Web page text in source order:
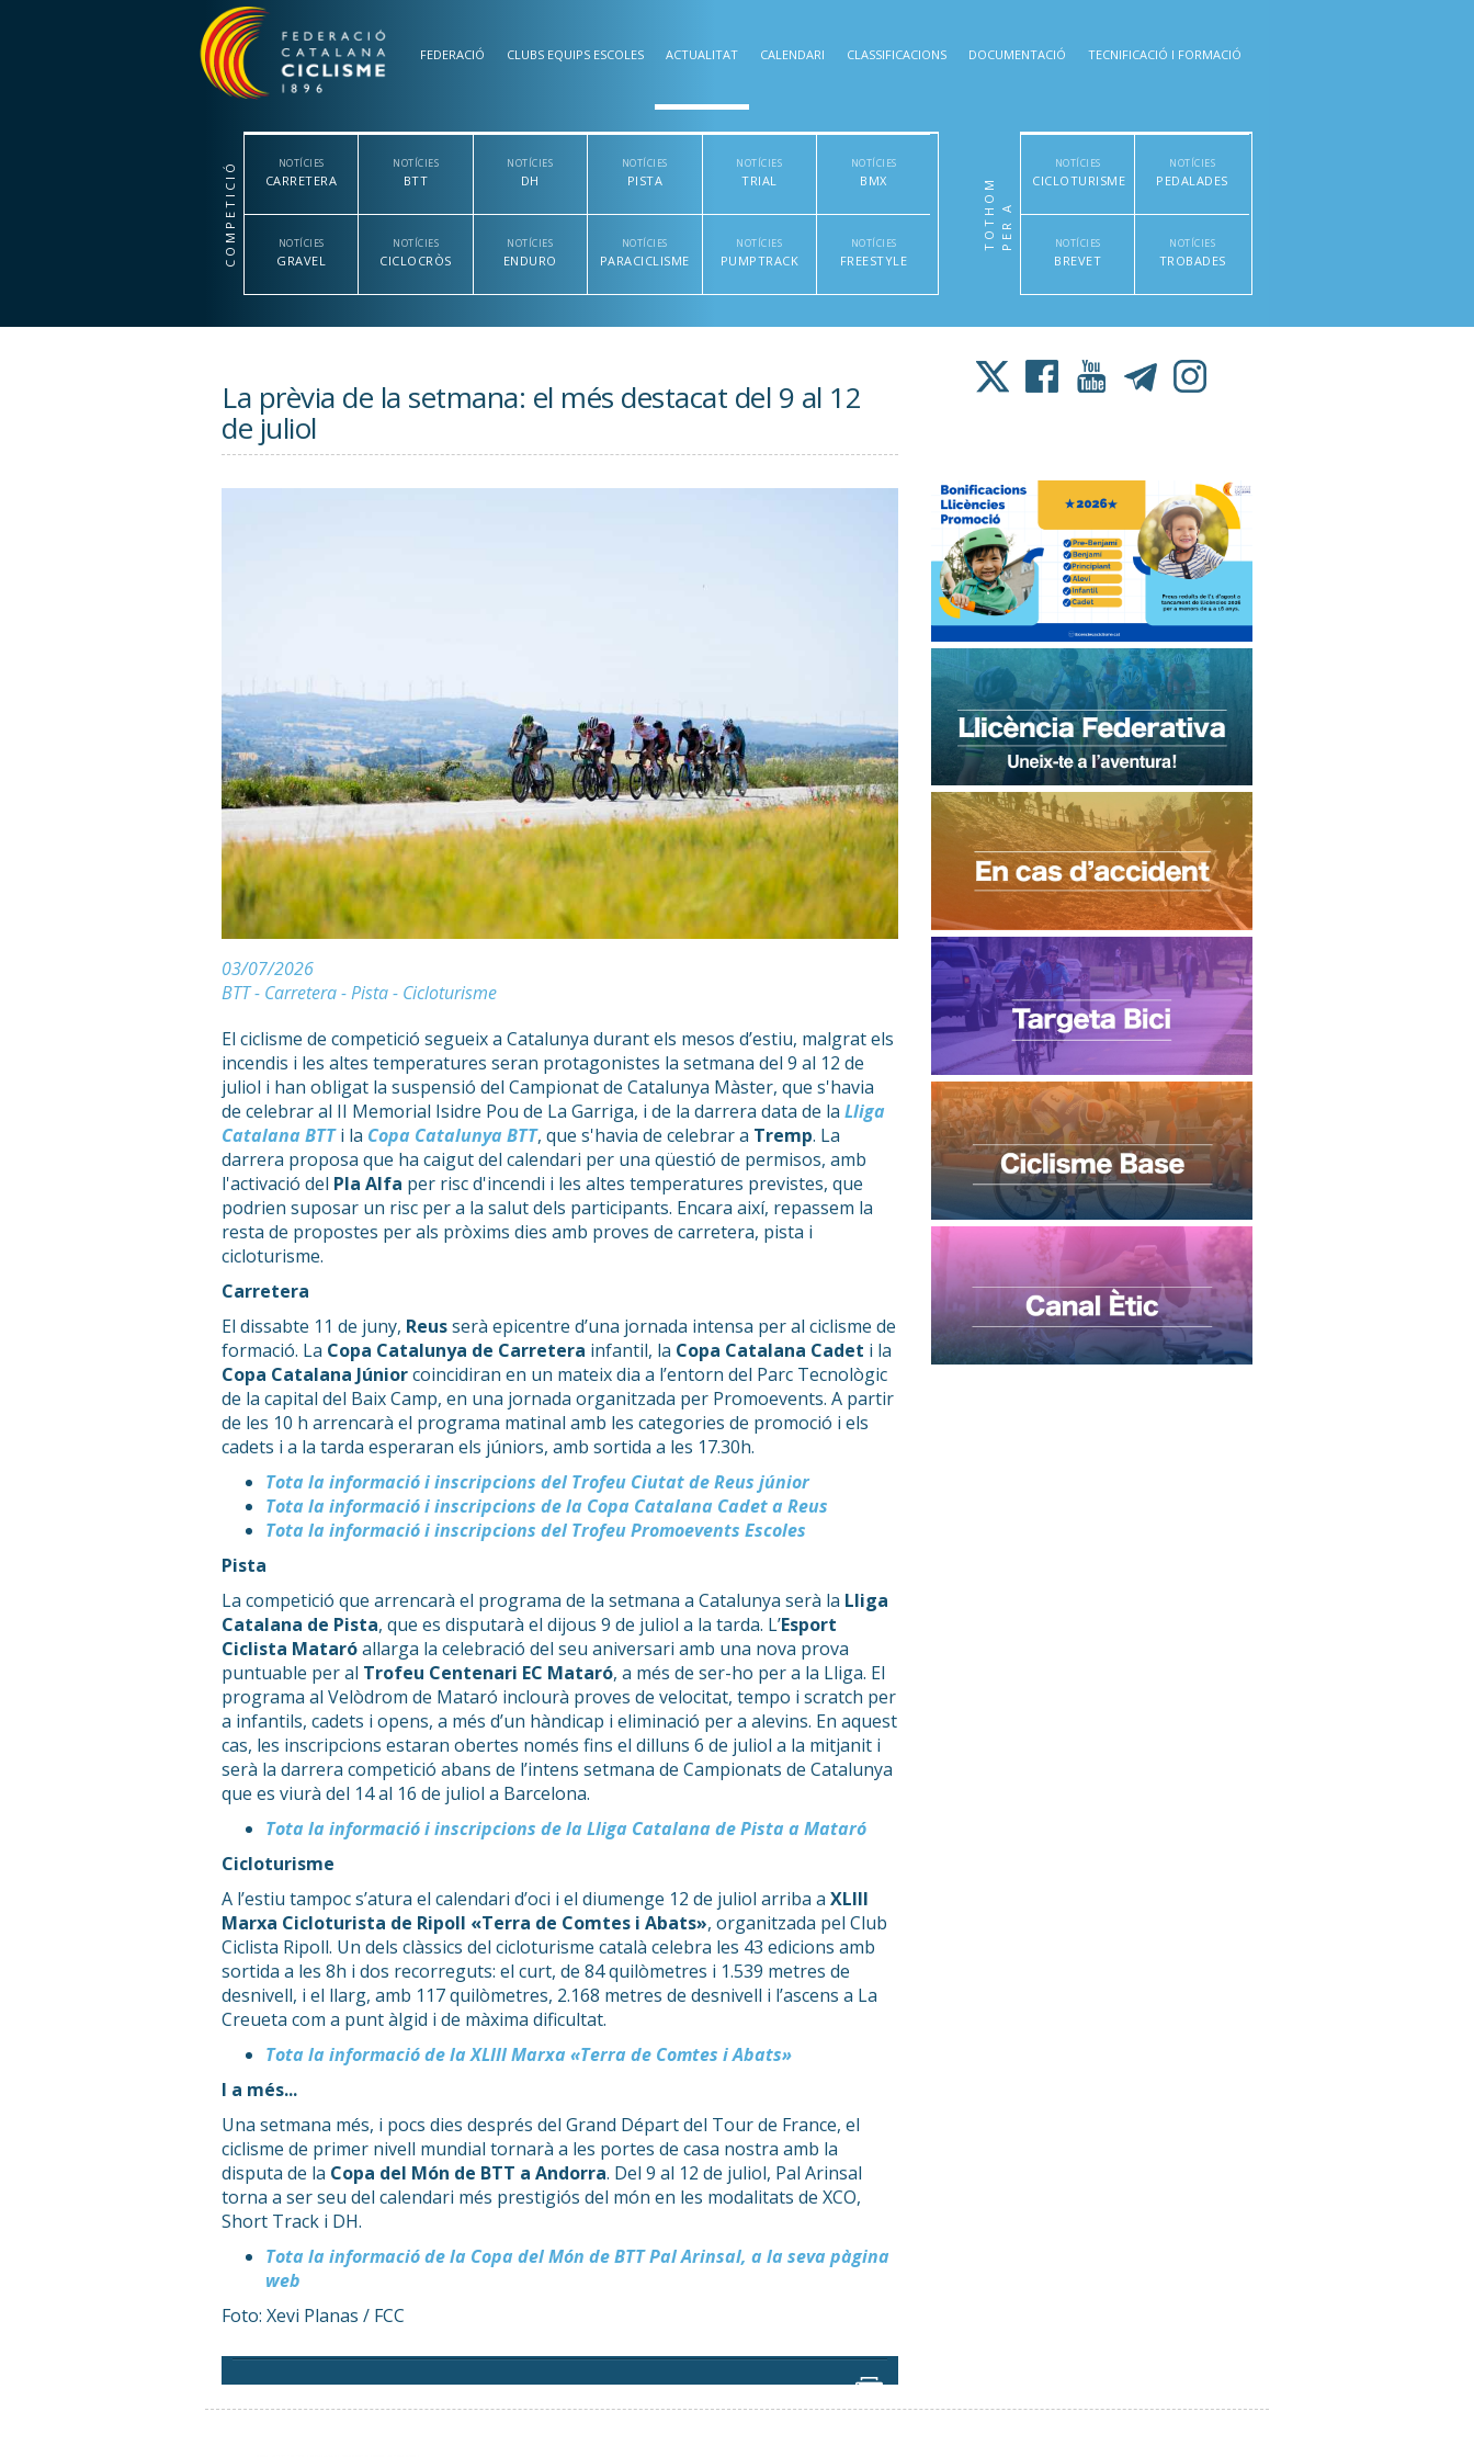
FEDERACIÓ CLUBS EQUIPS ESCOLES ACTUALITAT CALENDARI CLASSIFICACIONS DOCUMENTACIÓ TECNIFICACIÓ I FORMACIÓ
COMPETICIÓ NOTÍCIES
CARRETERA
NOTÍCIES
BTT
NOTÍCIES
DH
NOTÍCIES
PISTA
NOTÍCIES
TRIAL
NOTÍCIES
BMX
NOTÍCIES
GRAVEL
NOTÍCIES
CICLOCRÒS
NOTÍCIES
ENDURO
NOTÍCIES
PARACICLISME
NOTÍCIES
PUMPTRACK
NOTÍCIES
FREESTYLE
P
E
R
A
T
O
T
H
O
M
NOTÍCIES
CICLOTURISME
NOTÍCIES
PEDALADES
NOTÍCIES
BREVET
NOTÍCIES
TROBADES
La prèvia de la setmana: el més destacat del 9 al 12
de juliol
03/07/2026
BTT - Carretera - Pista - Cicloturisme
El ciclisme de competició segueix a Catalunya durant els mesos d’estiu, malgrat els
incendis i les altes temperatures seran protagonistes la setmana del 9 al 12 de
juliol i han obligat la suspensió del Campionat de Catalunya Màster, que s'havia
de celebrar al II Memorial Isidre Pou de La Garriga, i de la darrera data de la Lliga
Catalana BTTi la Copa Catalunya BTT, que s'havia de celebrar a Tremp. La
darrera proposa que ha caigut del calendari per una qüestió de permisos, amb
l'activació del Pla Alfa per risc d'incendi i les altes temperatures previstes, que
podrien suposar un risc per a la salut dels participants. Encara així, repassem la
resta de propostes per als pròxims dies amb proves de carretera, pista i
cicloturisme.
Carretera
El dissabte 11 de juny, Reusserà epicentre d’una jornada intensa per al ciclisme de
formació. La Copa Catalunya de Carretera infantil, la Copa Catalana Cadet i la
Copa Catalana Júniorcoincidiran en un mateix dia a l’entorn del Parc Tecnològic
de la capital del Baix Camp, en una jornada organitzada per Promoevents. A partir
de les 10 h arrencarà el programa matinal amb les categories de promoció i els
cadets i a la tarda esperaran els júniors, amb sortida a les 17.30h.
Tota la informació i inscripcions del Trofeu Ciutat de Reus júnior
Tota la informació i inscripcions de la Copa Catalana Cadet a Reus
Tota la informació i inscripcions del Trofeu Promoevents Escoles
Pista
La competició que arrencarà el programa de la setmana a Catalunya serà la Lliga
Catalana de Pista, que es disputarà el dijous 9 de juliol a la tarda. L’Esport
Ciclista Mataróallarga la celebració del seu aniversari amb una nova prova
puntuable per al Trofeu Centenari EC Mataró, a més de ser-ho per a la Lliga. El
programa al Velòdrom de Mataró inclourà proves de velocitat, tempo i scratch per
a infantils, cadets i opens, a més d’un hàndicap i eliminació per a alevins. En aquest
cas, les inscripcions estaran obertes només fins el dilluns 6 de juliol a la mitjanit i
serà la darrera competició abans de l’intens setmana de Campionats de Catalunya
que es viurà del 14 al 16 de juliol a Barcelona.
Tota la informació i inscripcions de la Lliga Catalana de Pista a Mataró
Cicloturisme
A l’estiu tampoc s’atura el calendari d’oci i el diumenge 12 de juliol arriba a XLIII
Marxa Cicloturista de Ripoll «Terra de Comtes i Abats», organitzada pel Club
Ciclista Ripoll. Un dels clàssics del cicloturisme català celebra les 43 edicions amb
sortida a les 8h i dos recorreguts: el curt, de 84 quilòmetres i 1.539 metres de
desnivell, i el llarg, amb 117 quilòmetres, 2.168 metres de desnivell i l’ascens a La
Creueta com a punt àlgid i de màxima dificultat.
Tota la informació de la XLIII Marxa «Terra de Comtes i Abats»
I a més...
Una setmana més, i pocs dies després del Grand Départ del Tour de France, el
ciclisme de primer nivell mundial tornarà a les portes de casa nostra amb la
disputa de la Copa del Món de BTT a Andorra. Del 9 al 12 de juliol, Pal Arinsal
torna a ser seu del calendari més prestigiós del món en les modalitats de XCO,
Short Track i DH.
Tota la informació de la Copa del Món de BTT Pal Arinsal, a la seva pàgina
web
Foto: Xevi Planas / FCC